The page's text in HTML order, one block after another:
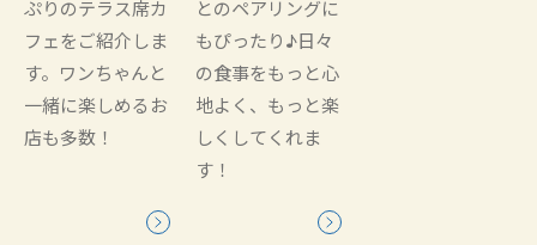
ぷりのテラス席カ
フェをご紹介しま
す。ワンちゃんと
一緒に楽しめるお
店も多数！
とのペアリングに
もぴったり♪日々
の食事をもっと心
地よく、もっと楽
しくしてくれま
す！